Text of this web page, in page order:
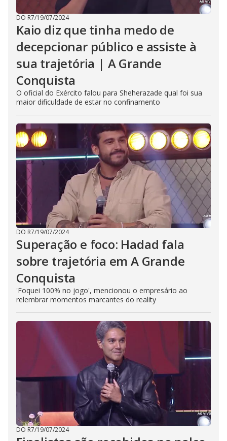
DO R7/19/07/2024
Kaio diz que tinha medo de
decepcionar público e assiste à
sua trajetória | A Grande
Conquista
O oficial do Exército falou para Sheherazade qual foi sua
maior dificuldade de estar no confinamento
DO R7/19/07/2024
Superação e foco: Hadad fala
sobre trajetória em A Grande
Conquista
'Foquei 100% no jogo', mencionou o empresário ao
relembrar momentos marcantes do reality
DO R7/19/07/2024